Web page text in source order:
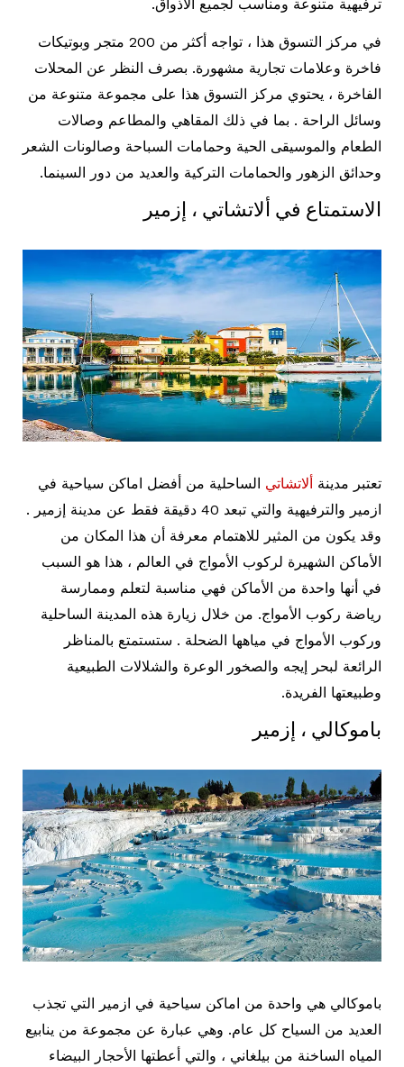
ترفيهية متنوعة ومناسب لجميع الأذواق.
في مركز التسوق هذا ، تواجه أكثر من 200 متجر وبوتيكات
فاخرة وعلامات تجارية مشهورة. بصرف النظر عن المحلات
الفاخرة ، يحتوي مركز التسوق هذا على مجموعة متنوعة من
وسائل الراحة . بما في ذلك المقاهي والمطاعم وصالات
الطعام والموسيقى الحية وحمامات السباحة وصالونات الشعر
وحدائق الزهور والحمامات التركية والعديد من دور السينما.
الاستمتاع في ألاتشاتي ، إزمير
تعتبر مدينة ألاتشاتي الساحلية من أفضل اماكن سياحية في
ازمير والترفيهية والتي تبعد 40 دقيقة فقط عن مدينة إزمير .
وقد يكون من المثير للاهتمام معرفة أن هذا المكان من
الأماكن الشهيرة لركوب الأمواج في العالم ، هذا هو السبب
في أنها واحدة من الأماكن فهي مناسبة لتعلم وممارسة
رياضة ركوب الأمواج. من خلال زيارة هذه المدينة الساحلية
وركوب الأمواج في مياهها الضحلة . ستستمتع بالمناظر
الرائعة لبحر إيجه والصخور الوعرة والشلالات الطبيعية
وطبيعتها الفريدة.
باموكالي ، إزمير
باموكالي هي واحدة من اماكن سياحية في ازمير التي تجذب
العديد من السياح كل عام. وهي عبارة عن مجموعة من ينابيع
المياه الساخنة من بيلغاني ، والتي أعطتها الأحجار البيضاء